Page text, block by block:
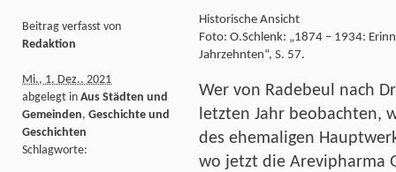
Historische Ansicht
Foto: O.Schlenk: „1874 – 1934:
Jahrzehnten“, S. 57.
Wer von Radebeul nach
letzten Jahr beobachten,
des ehemaligen
wo jetzt die Arevipharma
Beitrag verfasst von
Redaktion
Mi., 1. Dez.. 2021
abgelegt in Aus Städten und
Gemeinden, Geschichte und
Geschichten
Schlagworte: